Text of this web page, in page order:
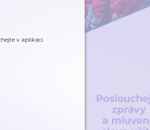
v aplikaci